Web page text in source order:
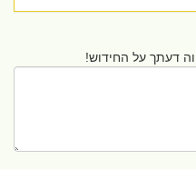
דעתך על החידוש!